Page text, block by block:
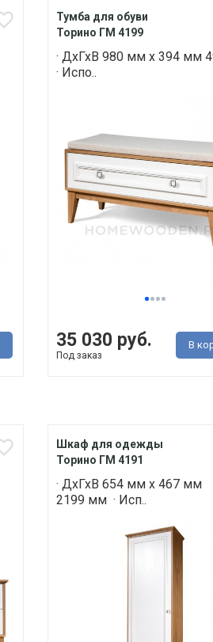
Тумба для обуви
Торино ГМ 4199
· ДхГхВ 980 мм х 394 мм
· Испо..
35 030 руб.
Под заказ
В
Шкаф для одежды
Торино ГМ 4191
· ДхГхВ 654 мм х 467 мм
2199 мм · Исп..